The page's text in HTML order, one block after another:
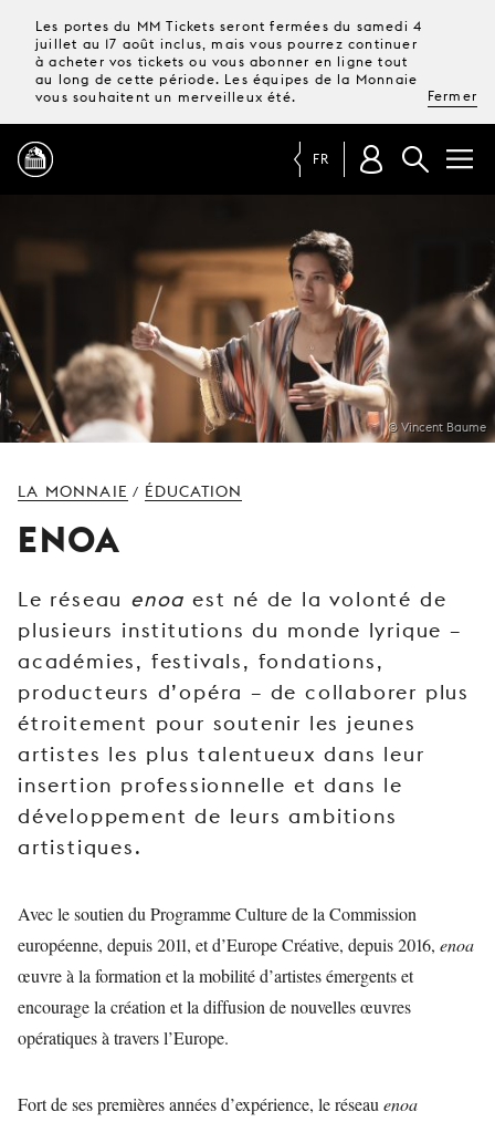
Les portes du MM Tickets seront fermées du samedi 4
juillet au 17 août inclus, mais vous pourrez continuer
à acheter vos tickets ou vous abonner en ligne tout
au long de cette période. Les équipes de la Monnaie
vous souhaitent un merveilleux été.
Fermer
PROGRAMME
MAGAZINE
TICKETS &
ABONNEMENTS
VOTRE
MONNAIE
NOUS
SOUTENIR
FR
© Vincent Baume
LA MONNAIE / ÉDUCATION
ENOA
Le réseau enoa est né de la volonté de
plusieurs institutions du monde lyrique –
académies, festivals, fondations,
producteurs d’opéra – de collaborer plus
étroitement pour soutenir les jeunes
artistes les plus talentueux dans leur
insertion professionnelle et dans le
développement de leurs ambitions
artistiques.
Avec le soutien du Programme Culture de la Commission
européenne, depuis 2011, et d’Europe Créative, depuis 2016, enoa
œuvre à la formation et la mobilité d’artistes émergents et
encourage la création et la diffusion de nouvelles œuvres
opératiques à travers l’Europe.
Fort de ses premières années d’expérience, le réseau enoa